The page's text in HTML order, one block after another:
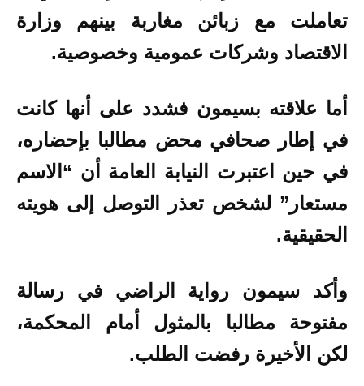
تعاملت مع زبائن مغاربة بينهم وزارة
الاقتصاد وشركات عمومية وخصوصية.
أما علاقته بسيمون فشدد على أنها كانت
في إطار صحافي محض مطالبا بإحضاره،
في حين اعتبرت النيابة العامة أن “الاسم
مستعار” لشخص تعذر التوصل إلى هويته
الحقيقية.
وأكد سيمون رواية الراضي في رسالة
مفتوحة مطالبا بالمثول أمام المحكمة،
لكن الأخيرة رفضت الطلب.